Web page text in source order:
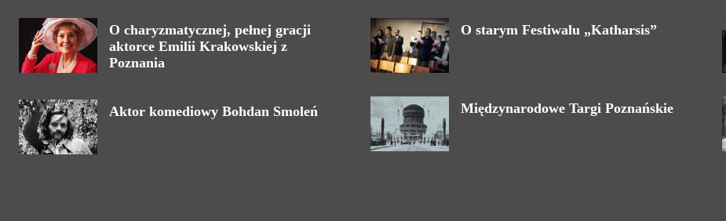
O charyzmatycznej, pełnej gracji
aktorce Emilii Krakowskiej z
Poznania
Aktor komediowy Bohdan Smoleń
O starym Festiwalu „Katharsis”
Międzynarodowe Targi Poznańskie